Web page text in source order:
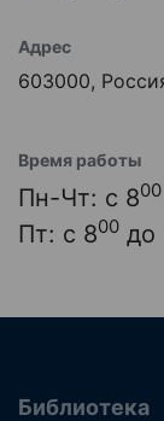
Адрес
603000,
Время работы
Пн-Чт: с 800
Пт: с 800 до
Библиотека